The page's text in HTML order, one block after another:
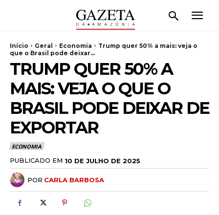
Início Geral Economia
Trump quer 50% a mais: veja o
que o Brasil pode deixar...
TRUMP QUER 50% A
MAIS: VEJA O QUE O
BRASIL PODE DEIXAR DE
EXPORTAR
ECONOMIA
PUBLICADO EM 10 DE JULHO DE 2025
POR CARLA BARBOSA